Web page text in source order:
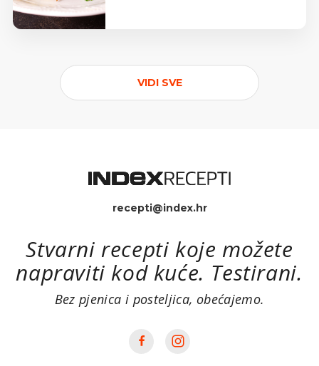
VIDI SVE
recepti@index.hr
Stvarni recepti koje možete
napraviti kod kuće. Testirani.
Bez pjenica i posteljica, obećajemo.